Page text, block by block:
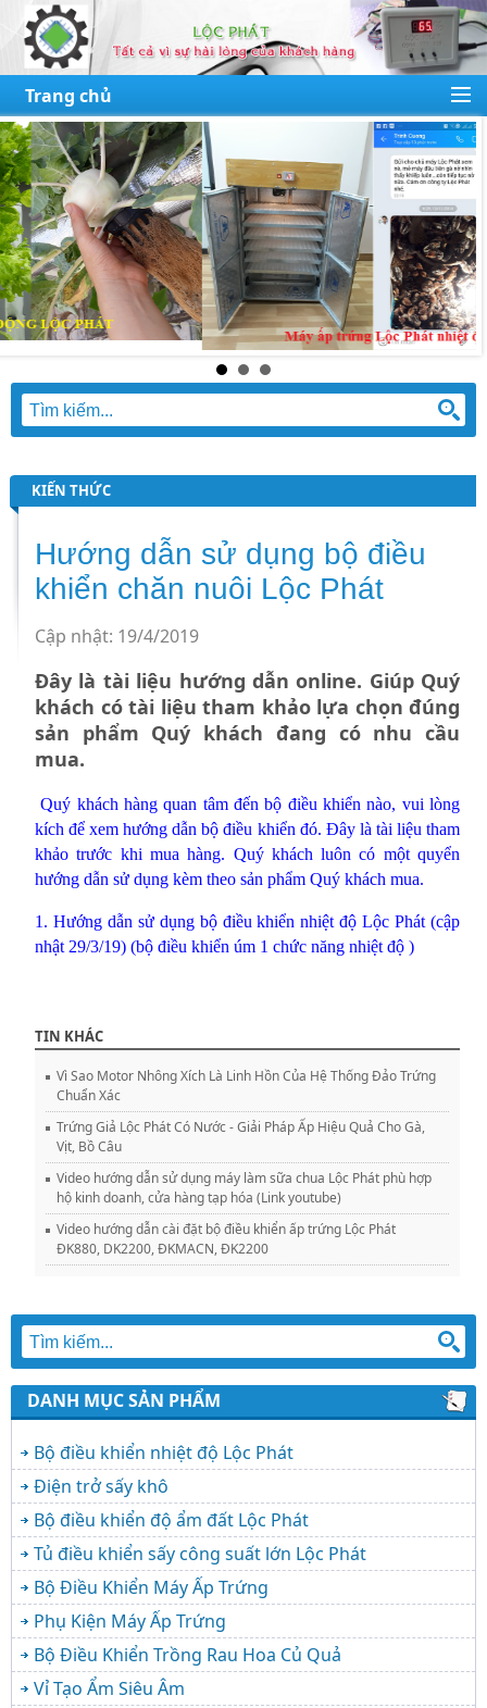
Trang chủ
KIẾN THỨC
Hướng dẫn sử dụng bộ điều
khiển chăn nuôi Lộc Phát
Cập nhật: 19/4/2019
Đây là tài liệu hướng dẫn online. Giúp Quý
khách có tài liệu tham khảo lựa chọn đúng
sản phẩm Quý khách đang có nhu cầu
mua.
Quý khách hàng quan tâm đến bộ điều khiển nào, vui lòng
kích để xem hướng dẫn bộ điều khiển đó. Đây là tài liệu tham
khảo trước khi mua hàng. Quý khách luôn có một quyển
hướng dẫn sử dụng kèm theo sản phẩm Quý khách mua.
1. Hướng dẫn sử dụng bộ điều khiển nhiệt độ Lộc Phát (cập
nhật 29/3/19) (bộ điều khiển úm 1 chức năng nhiệt độ )
TIN KHÁC
Vì Sao Motor Nhông Xích Là Linh Hồn Của Hệ Thống Đảo Trứng
Chuẩn Xác
Trứng Giả Lộc Phát Có Nước - Giải Pháp Ấp Hiệu Quả Cho Gà,
Vịt, Bồ Câu
Video hướng dẫn sử dụng máy làm sữa chua Lộc Phát phù hợp
hộ kinh doanh, cửa hàng tạp hóa (Link youtube)
Video hướng dẫn cài đặt bộ điều khiển ấp trứng Lộc Phát
ĐK880, DK2200, ĐKMACN, ĐK2200
DANH MỤC SẢN PHẨM
Bộ điều khiển nhiệt độ Lộc Phát
Điện trở sấy khô
Bộ điều khiển độ ẩm đất Lộc Phát
Tủ điều khiển sấy công suất lớn Lộc Phát
Bộ Điều Khiển Máy Ấp Trứng
Phụ Kiện Máy Ấp Trứng
Bộ Điều Khiển Trồng Rau Hoa Củ Quả
Vỉ Tạo Ẩm Siêu Âm